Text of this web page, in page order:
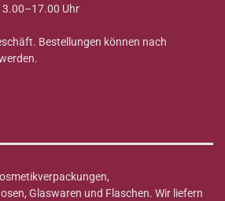
Uhr
Bestellungen können nach
Glaswaren und Flaschen. Wir liefern